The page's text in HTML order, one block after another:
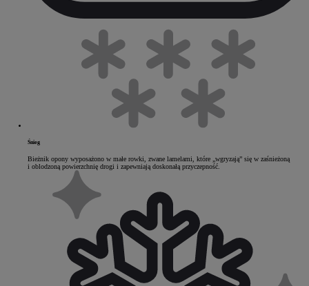
Śnieg
Bieżnik opony wyposażono w małe rowki, zwane lamelami, które „wgryzają” się w zaśnieżoną
i oblodzoną powierzchnię drogi i zapewniają doskonałą przyczepność.